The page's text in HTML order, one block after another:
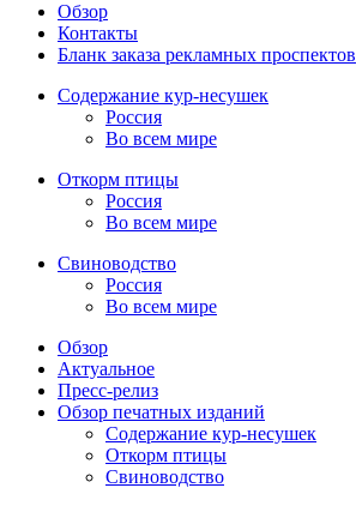
Обзор
Контакты
Бланк заказа рекламных проспектов
Содержание кур-несушек
Россия
Во всем мире
Откорм птицы
Россия
Во всем мире
Свиноводство
Россия
Во всем мире
Обзор
Актуальное
Пресс-релиз
Обзор печатных изданий
Содержание кур-несушек
Откорм птицы
Свиноводство